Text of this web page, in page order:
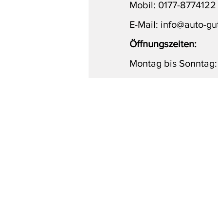
Mobil: 0177-8774122
E-Mail: info@auto-
Öffnungszeiten:
Montag bis